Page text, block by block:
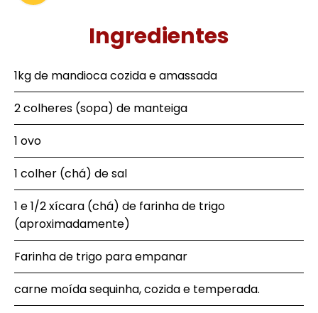
Ingredientes
1kg de mandioca cozida e amassada
2 colheres (sopa) de manteiga
1 ovo
1 colher (chá) de sal
1 e 1/2 xícara (chá) de farinha de trigo
(aproximadamente)
Farinha de trigo para empanar
carne moída sequinha, cozida e temperada.